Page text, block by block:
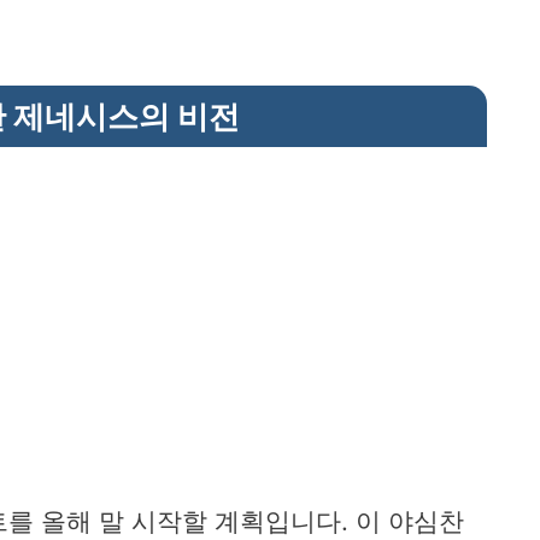
제네시스의 비전
올해 말 시작할 계획입니다. 이 야심찬